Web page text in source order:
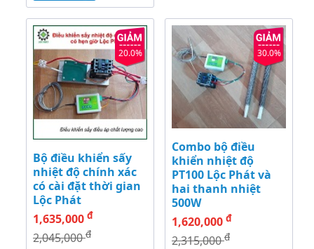
20.0%
Bộ điều khiển sấy
nhiệt độ chính xác
có cài đặt thời gian
Lộc Phát
1,635,000 đ
2,045,000đ
30.0%
Combo bộ điều
khiển nhiệt độ
PT100 Lộc Phát và
hai thanh nhiệt
500W
1,620,000 đ
2,315,000đ